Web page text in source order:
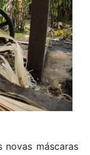
novas máscaras